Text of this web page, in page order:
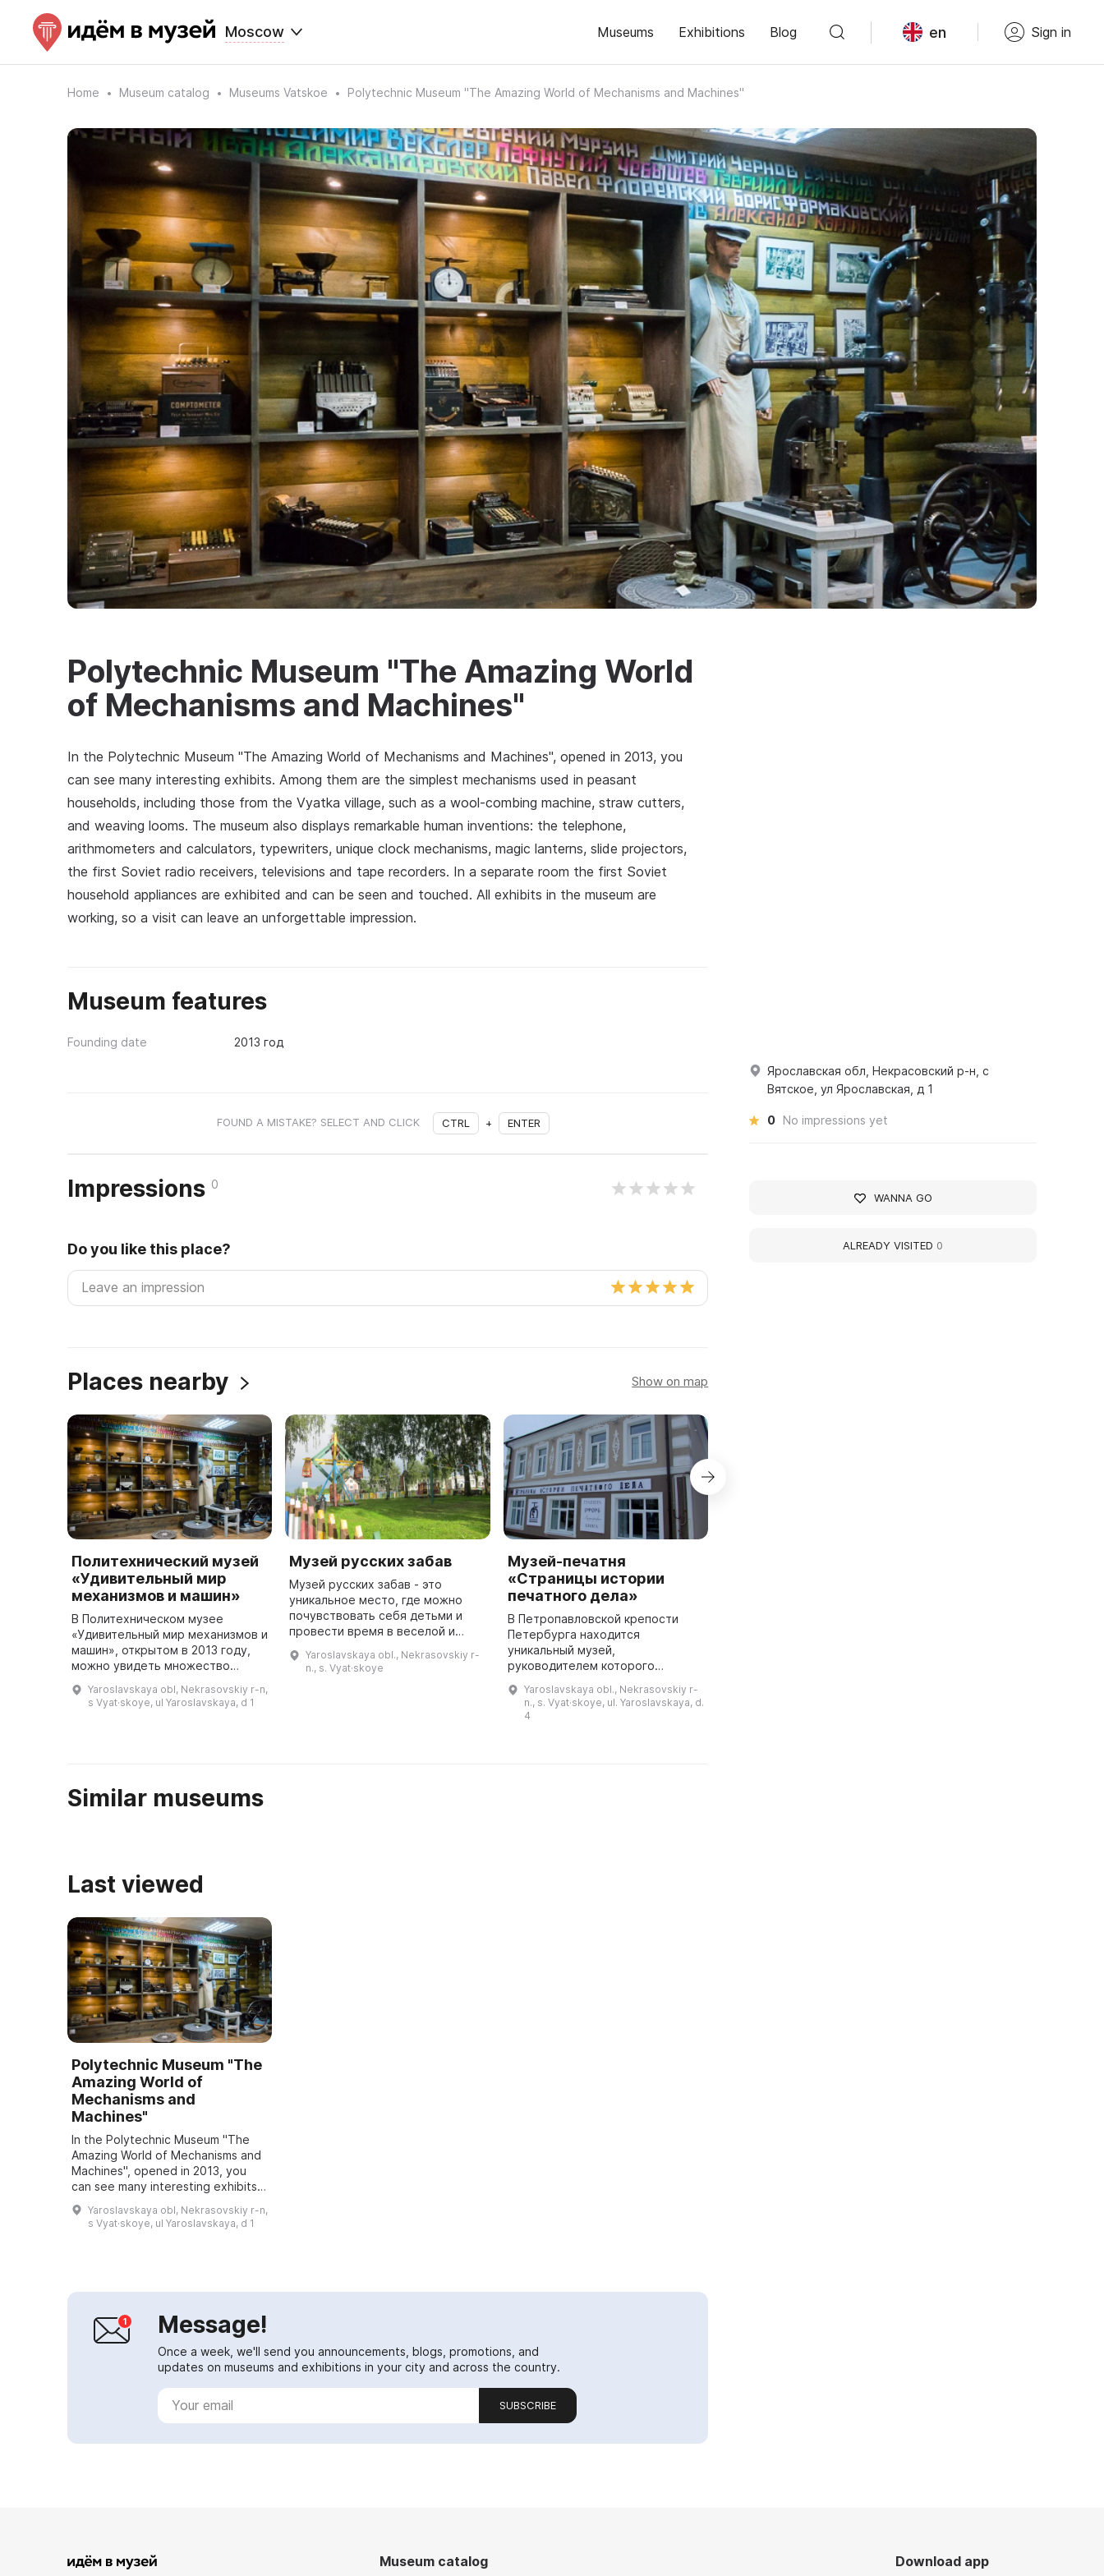
Moscow Museums Exhibitions Blog en Sign in
Home Museum catalog Museums Vatskoe Polytechnic Museum "The Amazing World of Mechanisms and Machines"
Polytechnic Museum "The Amazing World
of Mechanisms and Machines"
In the Polytechnic Museum "The Amazing World of Mechanisms and Machines", opened in 2013, you
can see many interesting exhibits. Among them are the simplest mechanisms used in peasant
households, including those from the Vyatka village, such as a wool-combing machine, straw cutters,
and weaving looms. The museum also displays remarkable human inventions: the telephone,
arithmometers and calculators, typewriters, unique clock mechanisms, magic lanterns, slide projectors,
the first Soviet radio receivers, televisions and tape recorders. In a separate room the first Soviet
household appliances are exhibited and can be seen and touched. All exhibits in the museum are
working, so a visit can leave an unforgettable impression.
Museum features
Founding date 2013 год
FOUND A MISTAKE? SELECT AND CLICK CTRL + ENTER
Impressions 0
Do you like this place?
Places nearby Show on map
Политехнический музей
«Удивительный мир
механизмов и машин»
В Политехническом музее
«Удивительный мир механизмов и
машин», открытом в 2013 году,
можно увидеть множество
них представлены самые
простые механизмы,
Yaroslavskaya obl, Nekrasovskiy r-n,
s Vyat·skoye, ul Yaroslavskaya, d 1
Музей русских забав
Музей русских забав - это
уникальное место, где можно
почувствовать себя детьми и
провести время в веселой и
бережно собирают и воссоздают
забытые веселые игры и забавы
Yaroslavskaya obl., Nekrasovskiy r-
n., s. Vyat·skoye
Музей-печатня
«Страницы истории
печатного дела»
В Петропавловской крепости
Петербурга находится
уникальный музей,
руководителем которого
Н. В. Сердюков. Здесь гости
могут не только узнать много
Yaroslavskaya obl., Nekrasovskiy r-
n., s. Vyat·skoye, ul. Yaroslavskaya, d.
4
Similar museums
Last viewed
Polytechnic Museum "The
Amazing World of
Mechanisms and
Machines"
In the Polytechnic Museum "The
Amazing World of Mechanisms and
Machines", opened in 2013, you
can see many interesting exhibits.
Among them are the simplest
mechanisms used in peasant
households, incl...
Yaroslavskaya obl, Nekrasovskiy r-n,
s Vyat·skoye, ul Yaroslavskaya, d 1
Message!
Once a week, we'll send you announcements, blogs, promotions, and
updates on museums and exhibitions in your city and across the country.
SUBSCRIBE
Ярославская обл, Некрасовский р-н, с
Вятское, ул Ярославская, д 1
0 No impressions yet
WANNA GO
ALREADY VISITED 0
Museum catalog Download app